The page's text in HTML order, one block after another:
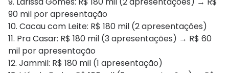
90 mil por apresentação
10. Cacau com Leite: R$ 180 mil (2 apresentações)
11. Pra Casar: R$ 180 mil (3 apresentações) → R$ 60
mil por apresentação
12. Jammil: R$ 180 mil (1 apresentação)